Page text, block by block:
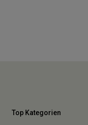
Top Kategorien